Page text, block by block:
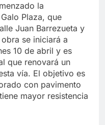
la
Plaza, que
Juan Barrezueta y
se iniciará a
10 de abril y es
que renovará un
vía. El objetivo es
con pavimento
mayor resistencia